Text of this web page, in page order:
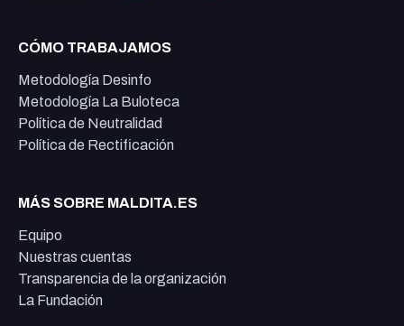
CÓMO TRABAJAMOS
Metodología Desinfo
Metodología La Buloteca
Política de Neutralidad
Política de Rectificación
MÁS SOBRE MALDITA.ES
Equipo
Nuestras cuentas
Transparencia de la organización
La Fundación